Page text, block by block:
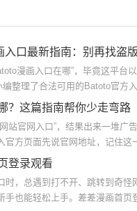
口最新指南：别再找盗版
漫画入口在哪”，毕竟这平台
整理了合法可用的Batoto官方
？这篇指南帮你少走弯路
站官网入口”，结果出来一堆
方页面先说官网地址，记住这
登录观看
时，总遇到打不开、跳转到奇
手也能轻松上手。差差漫画首